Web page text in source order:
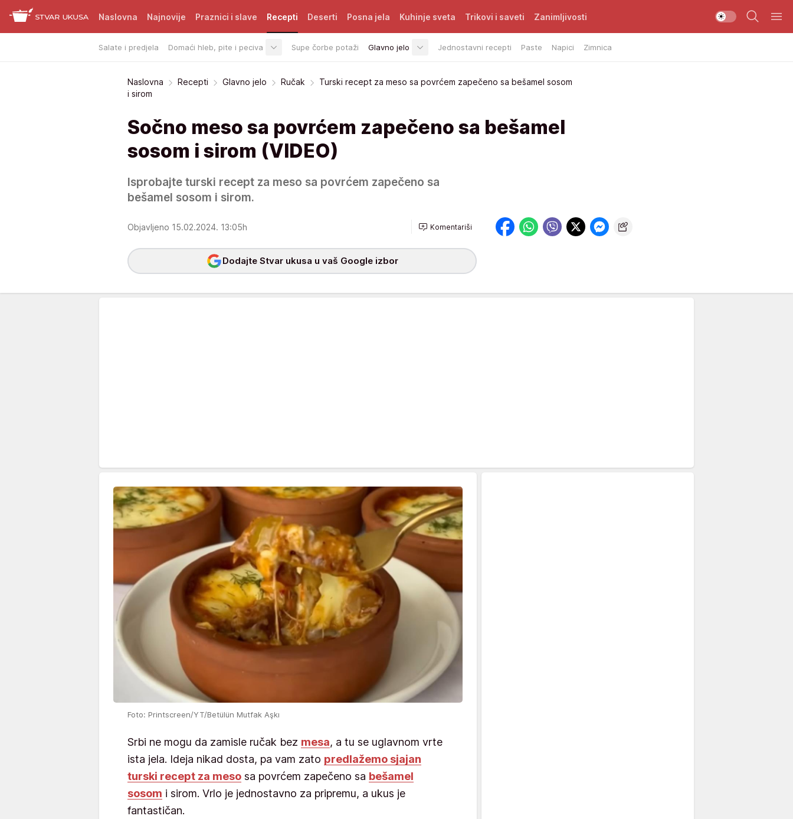
Naslovna Najnovije Praznici i slave Recepti
Salate i predjela Domaći hleb, pite i peciva Supe čorbe potaži Glavno jelo Jednostavni recepti Paste Napici Zimnica
Deserti Posna jela Kuhinje sveta Trikovi i saveti Zanimljivosti
Naslovna Recepti Glavno jelo Ručak
Turski recept za meso sa povrćem zapečeno sa bešamel sosom
i sirom
Sočno meso sa povrćem zapečeno sa bešamel
sosom i sirom (VIDEO)
Isprobajte turski recept za meso sa povrćem zapečeno sa
bešamel sosom i sirom.
Objavljeno 15.02.2024. 13:05h Komentariši
Dodajte Stvar ukusa u vaš Google izbor
Foto: Printscreen/YT/Betülün Mutfak Aşkı
Srbi ne mogu da zamisle ručak bez mesa, a tu se uglavnom vrte
ista jela. Ideja nikad dosta, pa vam zato predlažemo sjajan
turski recept za meso sa povrćem zapečeno sa bešamel
sosom i sirom. Vrlo je jednostavno za pripremu, a ukus je
fantastičan.